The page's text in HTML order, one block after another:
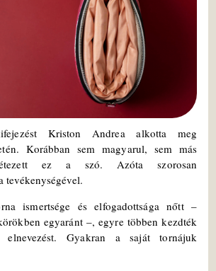
Kriston Andrea alkotta meg
Korábban sem magyarul, sem más
ez a szó. Azóta szorosan
tevékenységével.
ismertsége és elfogadottsága nőtt –
egyaránt –, egyre többen kezdték
Gyakran a saját tornájuk